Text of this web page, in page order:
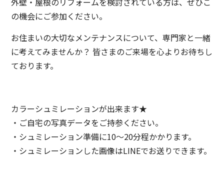
の機会にご参加ください。
お住まいの大切なメンテナンスについて、専門家と一緒
に考えてみませんか？ 皆さまのご来場を心よりお待ちし
ております。
カラーシュミレーションが出来ます★
・ご自宅の写真データをご持参ください。
・シュミレーション準備に10～20分程かかります。
・シュミレーションした画像はLINEでお送りできます。